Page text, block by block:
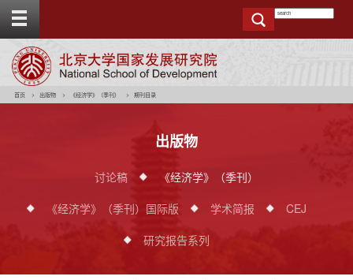
t
首页 出版物 《经济学》（季刊） 期刊目录
出版物
讨论稿
《经济学》（季刊）
《经济学》（季刊）国际版
学术简报
CEJ
研究报告系列